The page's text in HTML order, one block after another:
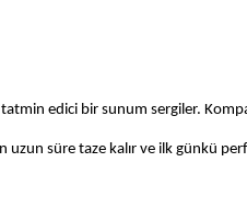
tatmin edici bir sunum sergiler.
süre taze kalır ve ilk günkü